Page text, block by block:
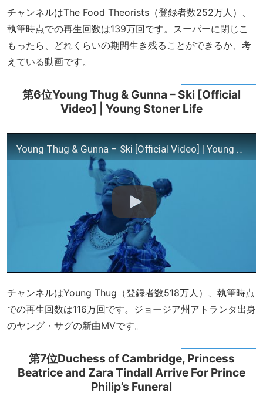
チャンネルはThe Food Theorists（登録者数252万人）、
執筆時点での再生回数は139万回です。スーパーに閉じこ
もったら、どれくらいの期間生き残ることができるか、考
えている動画です。
第6位Young Thug & Gunna – Ski [Official
Video] | Young Stoner Life
Young Thug & Gunna – Ski [Official Video] | Young Stoner Life
チャンネルはYoung Thug（登録者数518万人）、執筆時点
での再生回数は116万回です。ジョージア州アトランタ出身
のヤング・サグの新曲MVです。
第7位Duchess of Cambridge, Princess
Beatrice and Zara Tindall Arrive For Prince
Philip’s Funeral